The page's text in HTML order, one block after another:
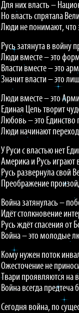
Для них власть –
Но власть спрятала
Люди не понимают, что
Русь затянута в войну
Люди вместе – это
Власти вместе – это
Значит власти – это
Люди вместе – это
Единая Цель творит
Любовь – это Единство
Люди начинают
У Руси с властью нет
Америка и Русь
Русь развернула свой
Преображение
Война затянулась –
Идёт столкновение
Русь ждёт спасения от
Война – это молодые
Кому нужен поток
Ожесточение не
Твари проявляются на
Война всегда предтеча
Сегодня война, по